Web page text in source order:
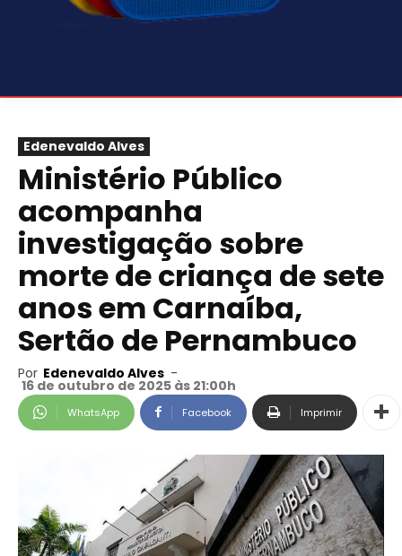
Edenevaldo Alves
Ministério Público
acompanha
investigação sobre
morte de criança de sete
anos em Carnaíba,
Sertão de Pernambuco
Por Edenevaldo Alves -
16 de outubro de 2025 às 21:00h
WhatsApp Facebook Imprimir